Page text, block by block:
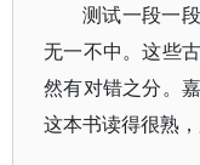
测试一段一
无一不中。这些
然有对错之分。
这本书读得很熟